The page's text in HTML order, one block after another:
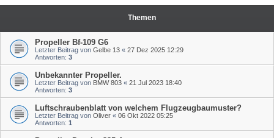
Themen
Propeller Bf-109 G6
Letzter Beitrag von Gelbe 13 « 27 Dez 2025 12:29
Antworten: 3
Unbekannter Propeller.
Letzter Beitrag von BMW 803 « 21 Jul 2023 18:40
Antworten: 3
Luftschraubenblatt von welchem Flugzeugbaumuster?
Letzter Beitrag von Oliver « 06 Okt 2022 05:25
Antworten: 1